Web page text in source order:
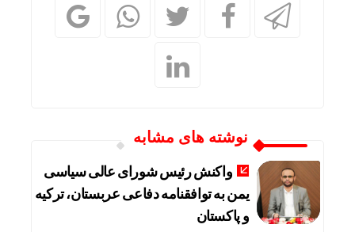
نوشته های مشابه
واکنش رئیس شورای عالی سیاسی
یمن به توافقنامه دفاعی عربستان، ترکیه
و پاکستان